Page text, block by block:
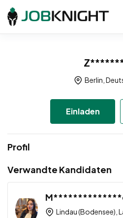
Berlin,
Einladen
Profil
Verwandte Kandidaten
Lindau (Bodensee),